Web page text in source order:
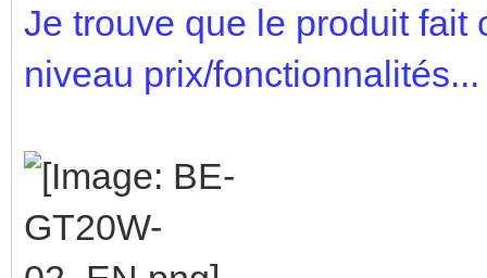
Je trouve que le produit fait
niveau prix/fonctionnalités...